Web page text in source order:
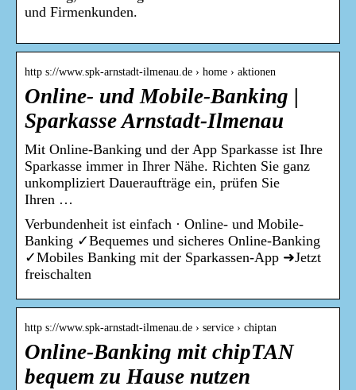
und Firmenkunden.
http s://www.spk-arnstadt-ilmenau.de › home › aktionen
Online- und Mobile-Banking |
Sparkasse Arnstadt-Ilmenau
Mit Online-Banking und der App Sparkasse ist Ihre
Sparkasse immer in Ihrer Nähe. Richten Sie ganz
unkompliziert Daueraufträge ein, prüfen Sie
Ihren …
Verbundenheit ist einfach · Online- und Mobile-
Banking ✓Bequemes und sicheres Online-Banking
✓Mobiles Banking mit der Sparkassen-App ➜Jetzt
freischalten
http s://www.spk-arnstadt-ilmenau.de › service › chiptan
Online-Banking mit chipTAN
bequem zu Hause nutzen